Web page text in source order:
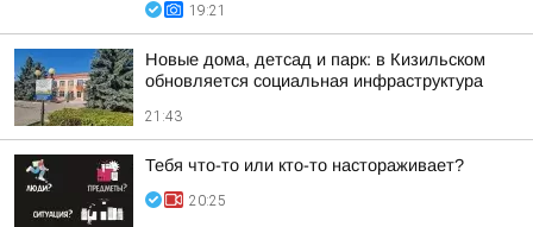
19:21
Новые дома, детсад и парк: в Кизильском
обновляется социальная инфраструктура
21:43
Тебя что-то или кто-то настораживает?
20:25